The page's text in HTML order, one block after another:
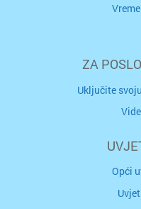
ZA
Uključite
Opći